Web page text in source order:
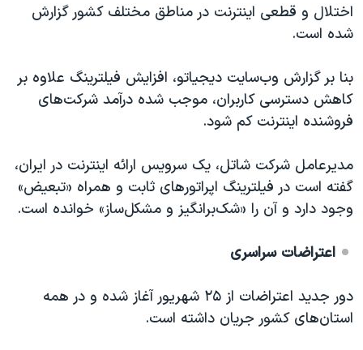
اختلال و قطعی اینترنت در مناطق مختلف کشور گزارش
شده است.
بنا بر گزارش وب‌سایت دیجیاتو، افزایش فیلترینگ علاوه بر
کاهش دسترسی کاربران، موجب شده درآمد شرکت‌های
فروشنده اینترنت کم شود.
مدیرعامل شرکت شاتل، یک سرویس ارائه اینترنت در ایران،
گفته است در فیلترینگ اپراتورهای ثابت و همراه «تبعیض»
وجود دارد و آن را «شک‌برانگیز و مشکل‌ساز» خوانده است.
اعتراضات سراسری
دور جدید اعتراضات از ۲۵ شهریور آغاز شده و در همه
استان‌های کشور جریان داشته است.